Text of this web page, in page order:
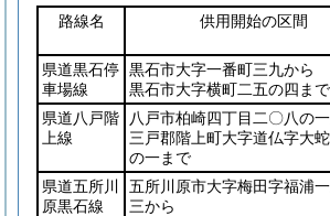
路線名
供用開始の区間
県道黒石停
車場線
黒石市大字一番町三九から
黒石市大字横町二五の四まで
県道八戸階
上線
八戸市柏崎四丁目二〇八の
三戸郡階上町大字道仏字大
の一まで
県道五所川
原黒石線
五所川原市大字梅田字福浦
三から